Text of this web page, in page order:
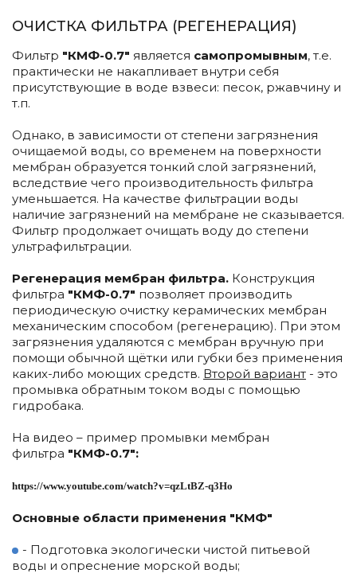
ОЧИСТКА ФИЛЬТРА (РЕГЕНЕРАЦИЯ)
Фильтр "КМФ-0.7" является самопромывным, т.е.
практически не накапливает внутри себя
присутствующие в воде взвеси: песок, ржавчину и
т.п.
Однако, в зависимости от степени загрязнения
очищаемой воды, со временем на поверхности
мембран образуется тонкий слой загрязнений,
вследствие чего производительность фильтра
уменьшается. На качестве фильтрации воды
наличие загрязнений на мембране не сказывается.
Фильтр продолжает очищать воду до степени
ультрафильтрации.
Регенерация мембран фильтра. Конструкция
фильтра "КМФ-0.7" позволяет производить
периодическую очистку керамических мембран
механическим способом (регенерацию). При этом
загрязнения удаляются с мембран вручную при
помощи обычной щётки или губки без применения
каких-либо моющих средств. Второй вариант - это
промывка обратным током воды с помощью
гидробака.
На видео – пример промывки мембран
фильтра "КМФ-0.7":
https://www.youtube.com/watch?v=qzLtBZ-q3Ho
Основные области применения "КМФ"
- Подготовка экологически чистой питьевой
воды и опреснение морской воды;